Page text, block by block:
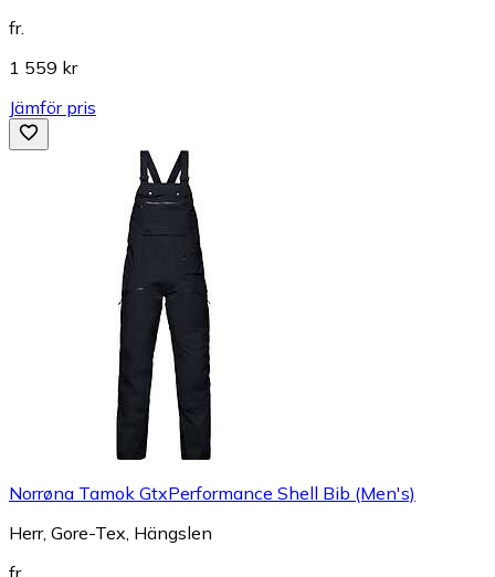
fr.
1 559 kr
Jämför pris
Norrøna Tamok GtxPerformance Shell Bib (Men's)
Herr, Gore-Tex, Hängslen
fr.